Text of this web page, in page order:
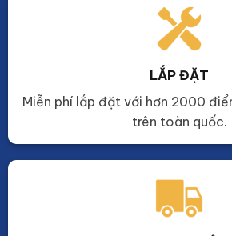
LẮP ĐẶT
Miễn phí lắp đặt với hơn 2000
trên toàn quốc.